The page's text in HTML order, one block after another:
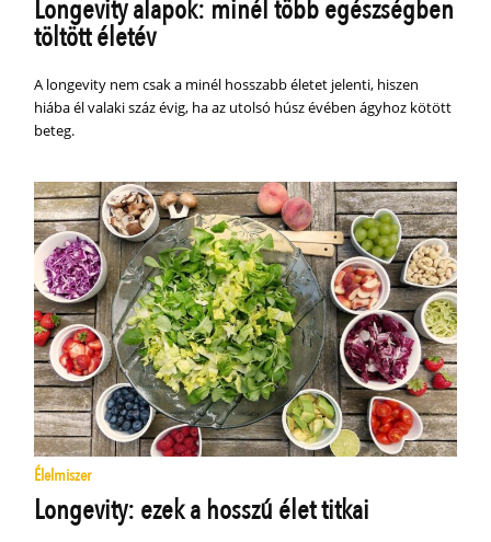
Longevity alapok: minél több egészségben
töltött életév
A longevity nem csak a minél hosszabb életet jelenti, hiszen
hiába él valaki száz évig, ha az utolsó húsz évében ágyhoz kötött
beteg.
Élelmiszer
Longevity: ezek a hosszú élet titkai